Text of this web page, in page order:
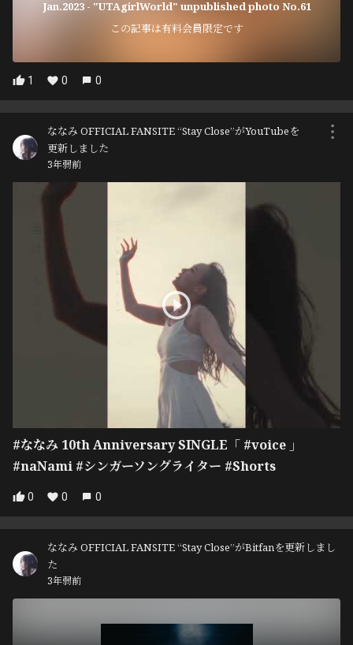
Jan.2023 - "UTAgirlWorld" unpublished photo No.61
この記事は有料会員限定です
1 0 0
ななみ OFFICIAL FANSITE “Stay Close”がYouTubeを
更新しました
3年弱前
#ななみ 10th Anniversary SINGLE「 #voice 」
#naNami #シンガーソングライター #Shorts
0 0 0
ななみ OFFICIAL FANSITE “Stay Close”がBitfanを更新しまし
た
3年弱前